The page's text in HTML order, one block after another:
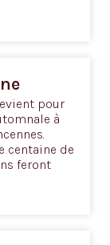
pour
à
centaine de
feront